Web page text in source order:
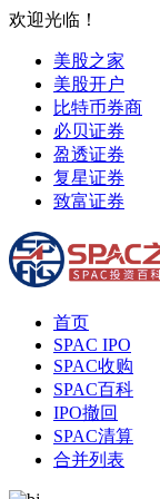
欢迎光临！
美股之家
美股开户
比特币券商
必贝证券
盈透证券
复星证券
致富证券
首页
SPAC IPO
SPAC收购
SPAC百科
IPO撤回
SPAC清算
合并列表